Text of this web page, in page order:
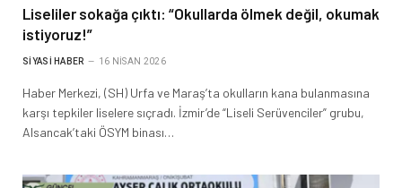
Liseliler sokağa çıktı: “Okullarda ölmek değil, okumak
istiyoruz!”
SIYASI HABER 16 NISAN 2026
Haber Merkezi, (SH) Urfa ve Maraş’ta okulların kana bulanmasına
karşı tepkiler liselere sıçradı. İzmir’de “Liseli Serüvenciler” grubu,
Alsancak’taki ÖSYM binası…